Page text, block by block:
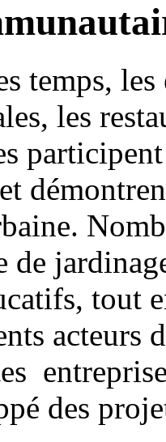
temps,
les
de
tout
acteurs
des